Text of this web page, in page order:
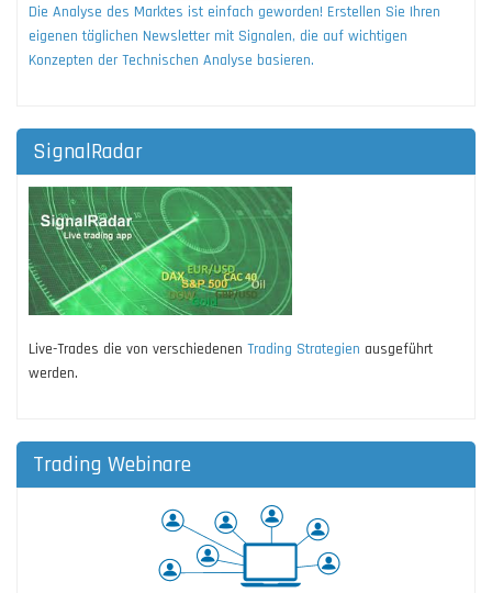
Die Analyse des Marktes ist einfach geworden! Erstellen Sie Ihren
eigenen täglichen Newsletter mit Signalen, die auf wichtigen
Konzepten der Technischen Analyse basieren.
SignalRadar
Live-Trades die von verschiedenen Trading Strategien ausgeführt
werden.
Trading Webinare